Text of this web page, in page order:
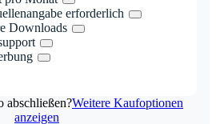
erforderlich
Downloads
abschließen?Weitere Kaufoptionen
anzeigen